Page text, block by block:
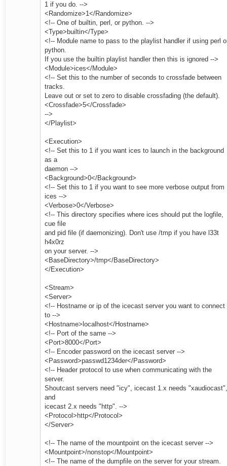
1 if you do. -->
<Randomize>1</Randomize>
<!-- One of builtin, perl, or python. -->
<Type>builtin</Type>
<!-- Module name to pass to the playlist handler if using perl
python.
If you use the builtin playlist handler then this is ignored -->
<Module>ices</Module>
<!-- Set this to the number of seconds to crossfade between
tracks.
Leave out or set to zero to disable crossfading (the default).
<Crossfade>5</Crossfade>
-->
</Playlist>
<Execution>
<!-- Set this to 1 if you want ices to launch in the background
as a
daemon -->
<Background>0</Background>
<!-- Set this to 1 if you want to see more verbose output from
ices -->
<Verbose>0</Verbose>
<!-- This directory specifies where ices should put the logfile,
cue file
and pid file (if daemonizing). Don't use /tmp if you have l33t
h4x0rz
on your server. -->
<BaseDirectory>/tmp</BaseDirectory>
</Execution>
<Stream>
<Server>
<!-- Hostname or ip of the icecast server you want to connect
to -->
<Hostname>localhost</Hostname>
<!-- Port of the same -->
<Port>8000</Port>
<!-- Encoder password on the icecast server -->
<Password>passwd1234der</Password>
<!-- Header protocol to use when communicating with the
server.
Shoutcast servers need "icy", icecast 1.x needs "xaudiocast",
and
icecast 2.x needs "http". -->
<Protocol>http</Protocol>
</Server>
<!-- The name of the mountpoint on the icecast server -->
<Mountpoint>/nonstop</Mountpoint>
<!-- The name of the dumpfile on the server for your stream.